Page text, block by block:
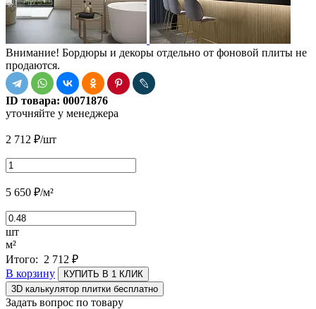
Внимание! Бордюры и декоры отдельно от фоновой плиты не
продаются.
ID товара: 00071876
уточняйте у менеджера
2 712 ₽/шт
5 650 ₽/м²
шт
м²
Итого: 2 712 ₽
В корзину
КУПИТЬ В 1 КЛИК
3D калькулятор плитки бесплатно
Задать вопрос по товару